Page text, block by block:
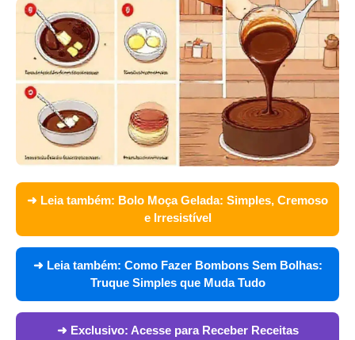
➜ Leia também: Bolo Moça Gelada: Simples, Cremoso
e Irresistível
➜ Leia também: Como Fazer Bombons Sem Bolhas:
Truque Simples que Muda Tudo
➜ Exclusivo: Acesse para Receber Receitas